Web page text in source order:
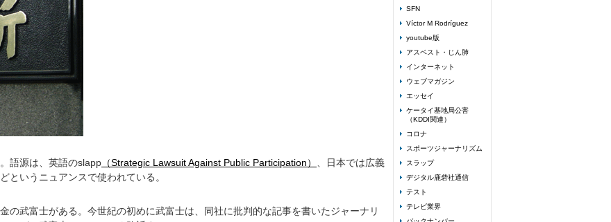
語源は、英語のslapp （Strategic Lawsuit Against Public Participation）
、日本では広義
というニュアンスで使われている。
の武富士がある。今世紀の初めに武富士は、同社に批判的な記事を書いたジャーナリ
SFN
Víctor M Rodríguez
youtube版
アスベスト・じん肺
インターネット
ウェブマガジン
エッセイ
ケータイ基地局公害
（KDDI関連）
コロナ
スポーツジャーナリズム
スラップ
デジタル鹿砦社通信
テスト
テレビ業界